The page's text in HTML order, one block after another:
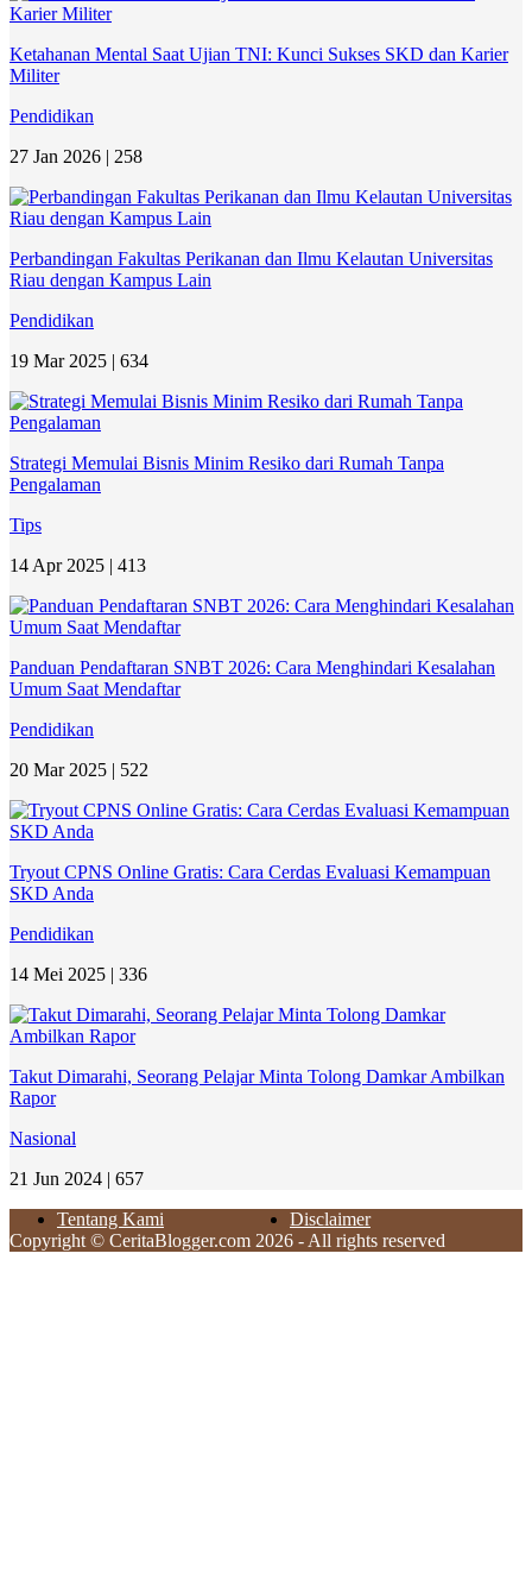
Ketahanan Mental Saat Ujian TNI: Kunci Sukses SKD dan Karier
Militer
Pendidikan
27 Jan 2026 | 258
Perbandingan Fakultas Perikanan dan Ilmu Kelautan Universitas
Riau dengan Kampus Lain
Pendidikan
19 Mar 2025 | 634
Strategi Memulai Bisnis Minim Resiko dari Rumah Tanpa
Pengalaman
Tips
14 Apr 2025 | 413
Panduan Pendaftaran SNBT 2026: Cara Menghindari Kesalahan
Umum Saat Mendaftar
Pendidikan
20 Mar 2025 | 522
Tryout CPNS Online Gratis: Cara Cerdas Evaluasi Kemampuan
SKD Anda
Pendidikan
14 Mei 2025 | 336
Takut Dimarahi, Seorang Pelajar Minta Tolong Damkar Ambilkan
Rapor
Nasional
21 Jun 2024 | 657
Tentang Kami
Disclaimer
Copyright © CeritaBlogger.com 2026 - All rights reserved